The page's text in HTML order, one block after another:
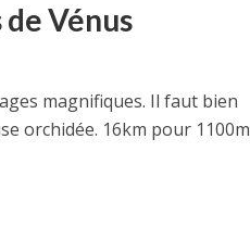
Vénus
magnifiques. Il faut bien
orchidée. 16km pour 1100m